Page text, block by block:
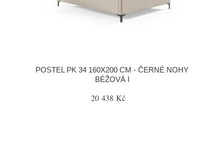
POSTEL PK 34 160X200 CM - ČERNÉ NOHY
BÉŽOVÁ I
20 438 Kč